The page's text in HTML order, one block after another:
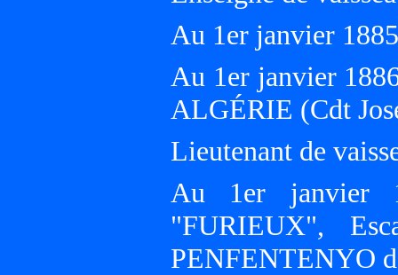
Au 1er janvier
Au 1er janvier
ALGÉRIE (Cdt
Lieutenant de
Au 1er janvier
"FURIEUX",
PENFENTENYO